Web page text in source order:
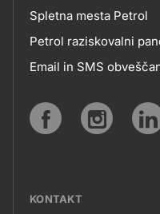
MOBILNE
SPLETNA
Spletna mesta Petrol
Petrol raziskovalni
Email in SMS
KONTAKT